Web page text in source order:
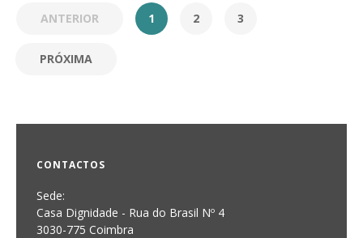
ANTERIOR 1 2 3
PRÓXIMA
CONTACTOS
Sede:
Casa Dignidade - Rua do Brasil Nº 4
3030-775 Coimbra